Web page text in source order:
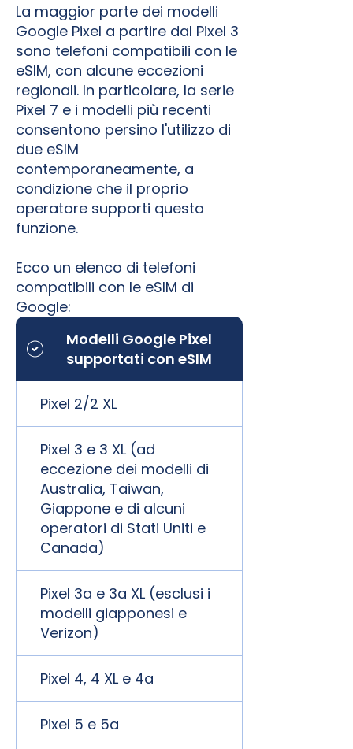
La maggior parte dei modelli
Google Pixel a partire dal Pixel 3
sono telefoni compatibili con le
eSIM, con alcune eccezioni
regionali. In particolare, la serie
Pixel 7 e i modelli più recenti
consentono persino l'utilizzo di
due eSIM
contemporaneamente, a
condizione che il proprio
operatore supporti questa
funzione.
Ecco un elenco di telefoni
compatibili con le eSIM di
Google:
Modelli Google Pixel
supportati con eSIM
Pixel 2/2 XL
Pixel 3 e 3 XL (ad
eccezione dei modelli di
Australia, Taiwan,
Giappone e di alcuni
operatori di Stati Uniti e
Canada)
Pixel 3a e 3a XL (esclusi i
modelli giapponesi e
Verizon)
Pixel 4, 4 XL e 4a
Pixel 5 e 5a